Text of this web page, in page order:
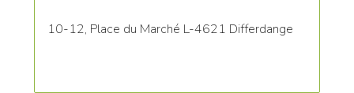
10-12, Place du Marché L-4621 Differdange